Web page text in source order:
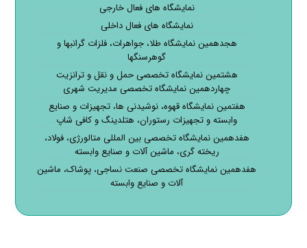
نمایشگاه های فعال خارجی
نمایشگاه های فعال داخلی
هجدهمین نمایشگاه طلا، جواهرات، فلزات گرانبها و
گوهرسنگها
هشتمین نمایشگاه تخصصی حمل و نقل و ترانزیت
چهاردهمین نمایشگاه تخصصی مدیریت شهری
هفتمین نمایشگاه قهوه، نوشیدنی ها، تجهیزات و صنایع
وابسته و تجهیزات رستوران، هتلدینگ و کافی شاپ
هفدهمین نمایشگاه تخصصی بین المللی متالورژی، فولاد،
ریخته گری، ماشین آلات و صنایع وابسته
هفدهمین نمایشگاه تخصصی صنعت نساجی، پوشاک، ماشین
آلات و صنایع وابسته